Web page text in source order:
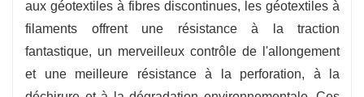
aux géotextiles à fibres discontinues, les géotextiles à
filaments offrent une résistance à la traction
fantastique, un merveilleux contrôle de l'allongement
et une meilleure résistance à la perforation, à la